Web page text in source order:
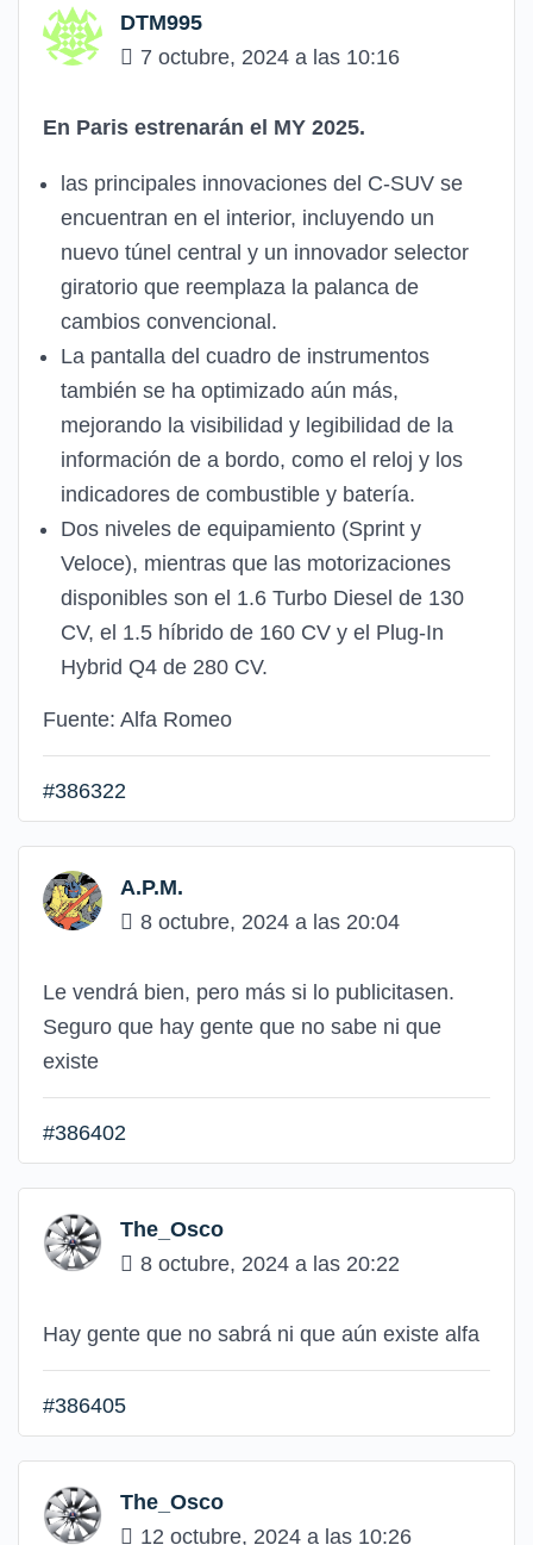
DTM995
7 octubre, 2024 a las 10:16
En Paris estrenarán el MY 2025.
las principales innovaciones del C-SUV se
encuentran en el interior, incluyendo un
nuevo túnel central y un innovador selector
giratorio que reemplaza la palanca de
cambios convencional.
La pantalla del cuadro de instrumentos
también se ha optimizado aún más,
mejorando la visibilidad y legibilidad de la
información de a bordo, como el reloj y los
indicadores de combustible y batería.
Dos niveles de equipamiento (Sprint y
Veloce), mientras que las motorizaciones
disponibles son el 1.6 Turbo Diesel de 130
CV, el 1.5 híbrido de 160 CV y ​​el Plug-In
Hybrid Q4 de 280 CV.
Fuente: Alfa Romeo
#386322
A.P.M.
8 octubre, 2024 a las 20:04
Le vendrá bien, pero más si lo publicitasen.
Seguro que hay gente que no sabe ni que
existe
#386402
The_Osco
8 octubre, 2024 a las 20:22
Hay gente que no sabrá ni que aún existe alfa
#386405
The_Osco
12 octubre, 2024 a las 10:26